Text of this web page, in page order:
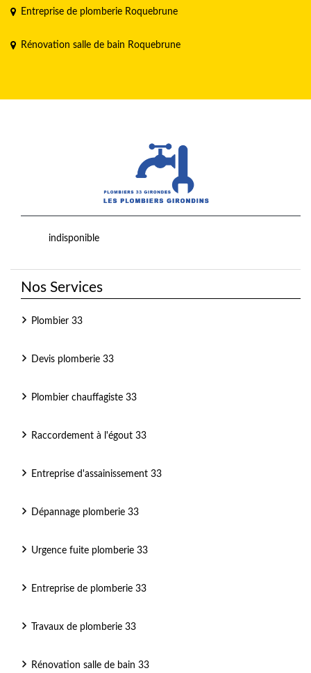
Entreprise de plomberie Roquebrune
Rénovation salle de bain Roquebrune
indisponible
Nos Services
Plombier 33
Devis plomberie 33
Plombier chauffagiste 33
Raccordement à l'égout 33
Entreprise d'assainissement 33
Dépannage plomberie 33
Urgence fuite plomberie 33
Entreprise de plomberie 33
Travaux de plomberie 33
Rénovation salle de bain 33